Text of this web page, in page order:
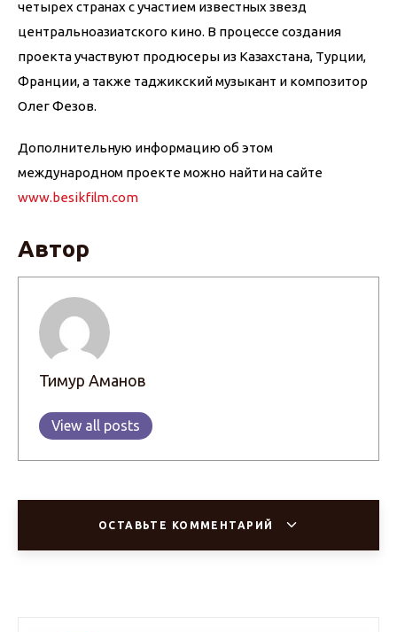
четырех странах с участием известных звезд
центральноазиатского кино. В процессе создания
проекта участвуют продюсеры из Казахстана, Турции,
Франции, а также таджикский музыкант и композитор
Олег Фезов.
Дополнительную информацию об этом
международном проекте можно найти на сайте
www.besikfilm.com
Автор
Тимур Аманов
View all posts
ОСТАВЬТЕ КОММЕНТАРИЙ